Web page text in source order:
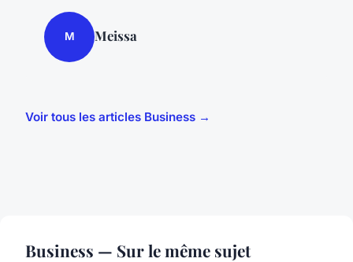
M Meissa
Voir tous les articles Business →
Business — Sur le même sujet